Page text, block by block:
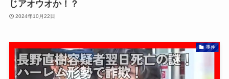
じアオウオか！？
2024年10月22日
事件